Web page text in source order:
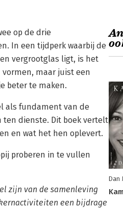
op de drie
In een tijdperk waarbij de
vergrootglas ligt, is het
maar juist een
beter te maken.
als fundament van de
dienste. Dit boek vertelt
en wat het hen oplevert.
proberen in te vullen
zijn van de samenleving
een bijdrage
Dan